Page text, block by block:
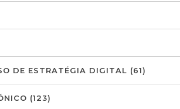
DE ESTRATÉGIA DIGITAL (61)
(123)